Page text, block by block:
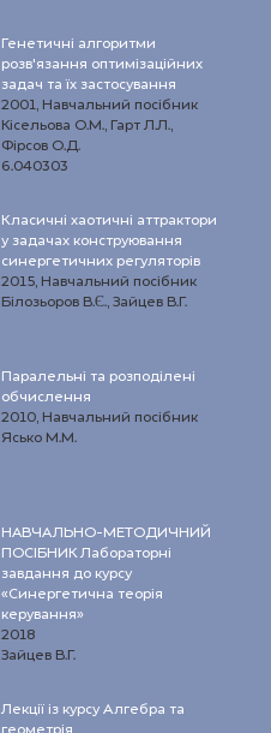
Генетичні алгоритми
розв’язання оптимізаційних
задач та їх застосування
2001, Навчальний посібник
Кісельова О.М., Гарт Л.Л.,
Фірсов О.Д.
6.040303
Класичні хаотичні аттрактори
у задачах конструювання
синергетичних регуляторів
2015, Навчальний посібник
Білозьоров В.Є., Зайцев В.Г.
Паралельні та розподілені
обчислення
2010, Навчальний посібник
Ясько М.М.
НАВЧАЛЬНО-МЕТОДИЧНИЙ
ПОСІБНИК Лабораторні
завдання до курсу
«Синергетична теорія
керування»
2018
Зайцев В.Г.
Лекції із курсу Алгебра та
геометрія